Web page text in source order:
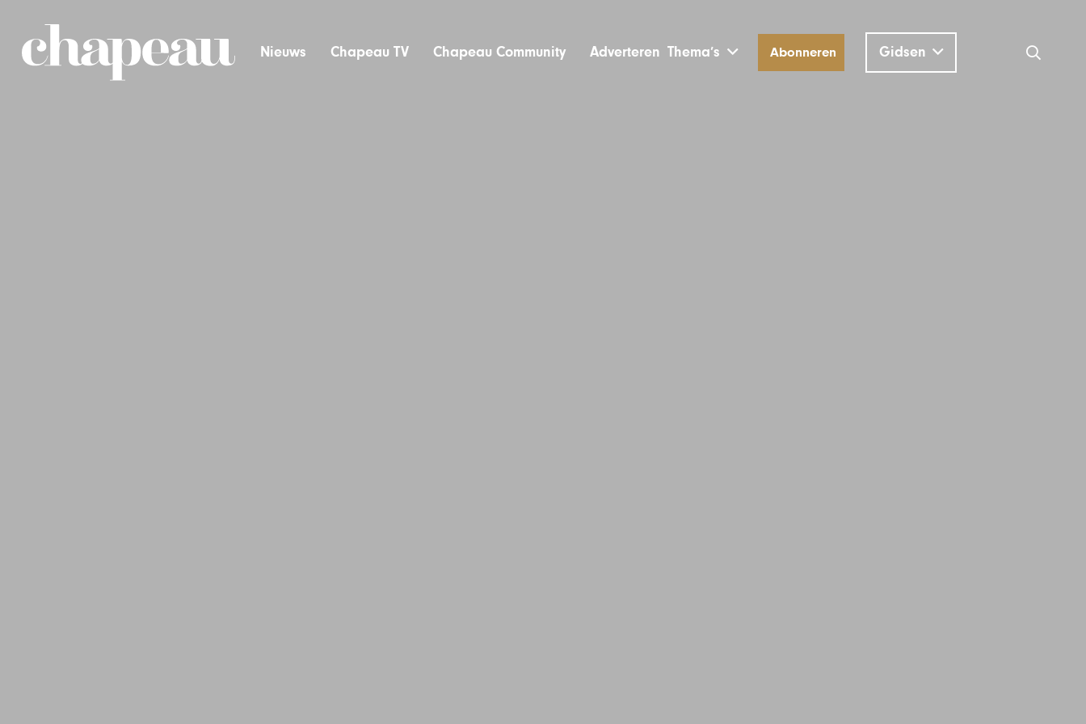
Nieuws Chapeau TV Chapeau Community Adverteren Thema’s Abonneren Gidsen